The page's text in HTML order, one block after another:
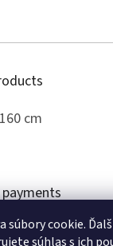
súbory cookie.
súhlas s ich
cm
rating is 5 out of 5